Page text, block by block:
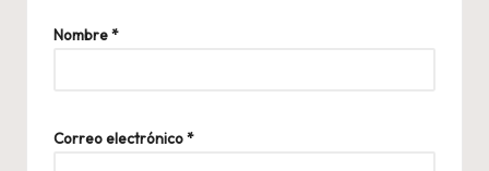
Nombre*
Correo electrónico*